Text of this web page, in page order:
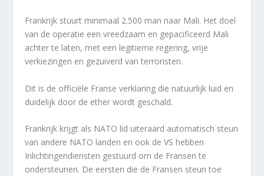
Frankrijk stuurt minimaal 2.500 man naar Mali. Het doel
van de operatie een vreedzaam en gepacificeerd Mali
achter te laten, met een legitieme regering, vrije
verkiezingen en gezuiverd van terroristen.
Dit is de officiële Franse verklaring die natuurlijk luid en
duidelijk door de ether wordt geschald.
Frankrijk krijgt als NATO lid uiteraard automatisch steun
van andere NATO landen en ook de VS hebben
Inlichtingendiensten gestuurd om de Fransen te
ondersteunen. De eersten die de Fransen steun toe